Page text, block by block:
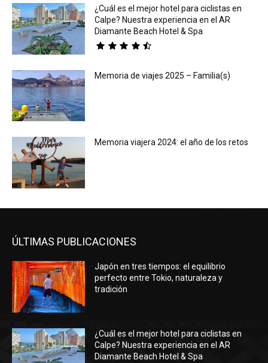
¿Cuál es el mejor hotel para ciclistas en
Calpe? Nuestra experiencia en el AR
Diamante Beach Hotel & Spa
Memoria de viajes 2025 – Familia(s)
Memoria viajera 2024: el año de los retos
ÚLTIMAS PUBLICACIONES
Japón en tres tiempos: el equilibrio
perfecto entre Tokio, naturaleza y
tradición
¿Cuál es el mejor hotel para ciclistas en
Calpe? Nuestra experiencia en el AR
Diamante Beach Hotel & Spa